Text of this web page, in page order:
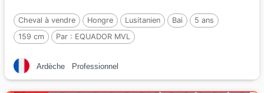
Cheval à vendre Hongre Lusitanien Bai
5 ans
159 cm
Par : EQUADOR MVL
Ardèche Professionnel